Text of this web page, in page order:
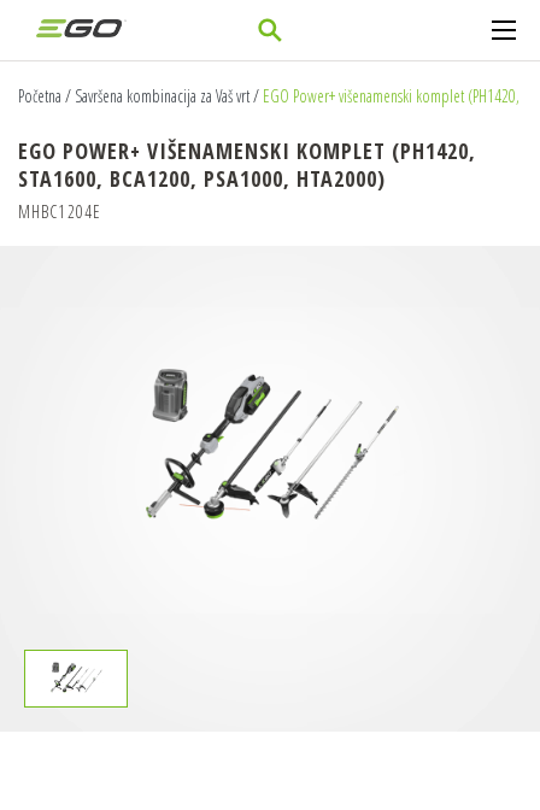
Početna / Savršena kombinacija za Vaš vrt/ EGO Power+ višenamenski komplet (PH1420,
EGO POWER+ VIŠENAMENSKI KOMPLET (PH1420,
STA1600, BCA1200, PSA1000, HTA2000)
MHBC1204E